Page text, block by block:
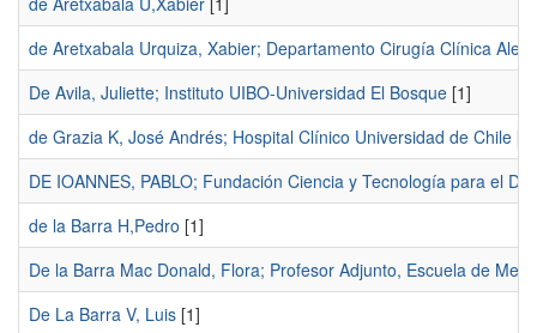
de Aretxabala Urquiza, Xabier; Departamento Cirugía Clínica
De Avila, Juliette; Instituto UIBO-Universidad El Bosque [1]
de Grazia K, José Andrés; Hospital Clínico Universidad de Chile
DE IOANNES, PABLO; Fundación Ciencia y Tecnología para el
de la Barra H,Pedro [1]
De la Barra Mac Donald, Flora; Profesor Adjunto, Escuela de
De La Barra V, Luis [1]